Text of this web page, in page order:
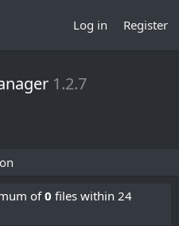
Log in Register
1.2.7
of0 files within 24